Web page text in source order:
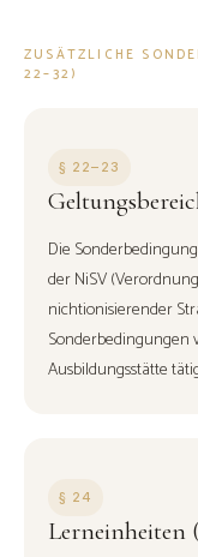
ZUSÄTZLICHE
22–32)
§ 22–23
Die
der NiSV
nichtionisierender
Sonderbedingungen
Ausbildungsstätte
§ 24
Lerneinheiten